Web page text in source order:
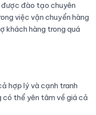
được đào tạo chuyên
việc vận chuyển hàng
khách hàng trong quá
hợp lý và cạnh tranh
có thể yên tâm về giá cả